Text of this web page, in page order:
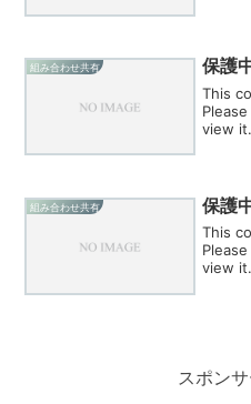
組み合わせ共有 保護
This
view
組み合わせ共有 保護
This
view
スポン